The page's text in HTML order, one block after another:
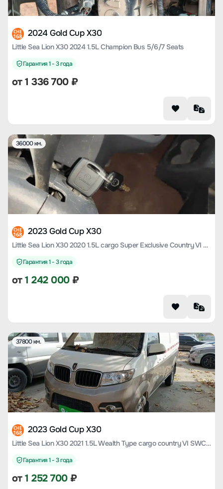
CHE
168 2024 Gold Cup X30
Little Sea Lion X30 2024 1.5L Champion Bus 5/6/7 Seats
Гарантия 1 - 3 года
от1 336 700₽
36000 км.
CHE
168 2023 Gold Cup X30
Little Sea Lion X30 2020 1.5L cargo Super Exclusive Country VI SWC15M
Гарантия 1 - 3 года
от1 242 000₽
37800 км.
CHE
168 2023 Gold Cup X30
Little Sea Lion X30 2021 1.5L Wealth Type cargo country VI SWC15M
Гарантия 1 - 3 года
от1 252 700₽